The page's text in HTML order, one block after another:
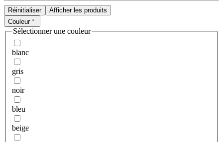
Réinitialiser
Afficher les produits
Couleur
Sélectionner une couleur
blanc
gris
noir
bleu
beige